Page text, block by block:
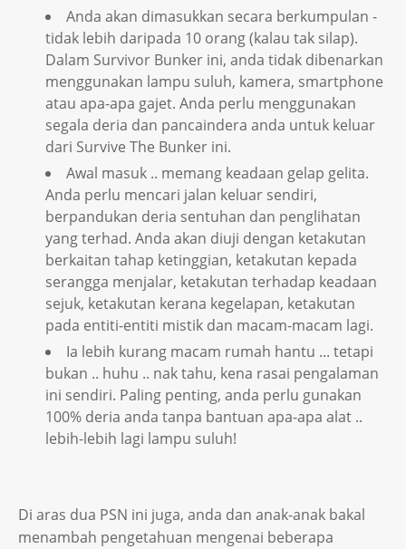
Anda akan dimasukkan secara berkumpulan -
tidak lebih daripada 10 orang (kalau tak silap).
Dalam Survivor Bunker ini, anda tidak dibenarkan
menggunakan lampu suluh, kamera, smartphone
atau apa-apa gajet. Anda perlu menggunakan
segala deria dan pancaindera anda untuk keluar
dari Survive The Bunker ini.
Awal masuk .. memang keadaan gelap gelita.
Anda perlu mencari jalan keluar sendiri,
berpandukan deria sentuhan dan penglihatan
yang terhad. Anda akan diuji dengan ketakutan
berkaitan tahap ketinggian, ketakutan kepada
serangga menjalar, ketakutan terhadap keadaan
sejuk, ketakutan kerana kegelapan, ketakutan
pada entiti-entiti mistik dan macam-macam lagi.
Ia lebih kurang macam rumah hantu ... tetapi
bukan .. huhu .. nak tahu, kena rasai pengalaman
ini sendiri. Paling penting, anda perlu gunakan
100% deria anda tanpa bantuan apa-apa alat ..
lebih-lebih lagi lampu suluh!
Di aras dua PSN ini juga, anda dan anak-anak bakal
menambah pengetahuan mengenai beberapa